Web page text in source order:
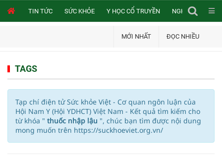
TIN TỨC SỨC KHỎE Y HỌC CỔ TRUYỀN NGHIÊN CỨU
MỚI NHẤT ĐỌC NHIỀU
TAGS
Tạp chí điện tử Sức khỏe Việt - Cơ quan ngôn luận của
Hội Nam Y (Hội YDHCT) Việt Nam - Kết quả tìm kiếm cho
từ khóa " thuốc nhập lậu ", chúc bạn tìm được nội dung
mong muốn trên https://suckhoeviet.org.vn/